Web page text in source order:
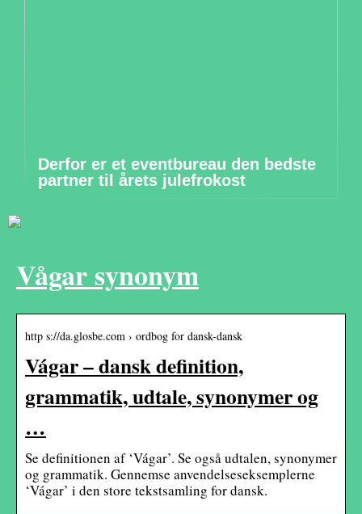
Derfor er et eventbureau den bedste
partner til årets julefrokost
Vågar synonym
http s://da.glosbe.com › ordbog for dansk-dansk
Vágar – dansk definition,
grammatik, udtale, synonymer og
…
Se definitionen af ‘Vágar’. Se også udtalen, synonymer
og grammatik. Gennemse anvendelseseksemplerne
‘Vágar’ i den store tekstsamling for dansk.